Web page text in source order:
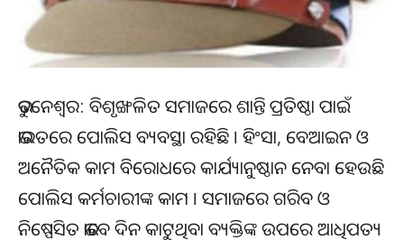
ଭୁବନେଶ୍ୱର: ବିଶୃଙ୍ଖଳିତ ସମାଜରେ ଶାନ୍ତି ପ୍ରତିଷ୍ଠା ପାଇଁ
ଭାରତରେ ପୋଲିସ ବ୍ୟବସ୍ଥା ରହିଛି । ହିଂସା, ବେଆଇନ ଓ
ଅନୈତିକ କାମ ବିରୋଧରେ କାର୍ଯ୍ୟାନୁଷ୍ଠାନ ନେବା ହେଉଛି
ପୋଲିସ କର୍ମଚାରୀଙ୍କ କାମ । ସମାଜରେ ଗରିବ ଓ
ନିଷ୍ପେସିତ ଭାବେ ଦିନ କାଟୁଥିବା ବ୍ୟକ୍ତିଙ୍କ ଉପରେ ଆଧିପତ୍ୟ